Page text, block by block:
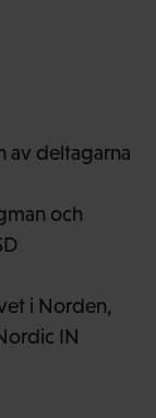
av deltagarna
och
i Norden,
IN